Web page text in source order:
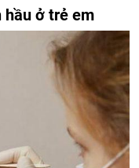
hầu ở trẻ em